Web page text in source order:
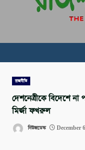
রাজনীতি
দেশনেত্রীকে বিদেশে
মির্জা ফখরুল
নিউজডেস্ক December